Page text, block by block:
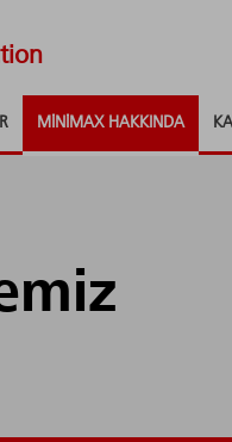
MINIMAX HAKKINDA